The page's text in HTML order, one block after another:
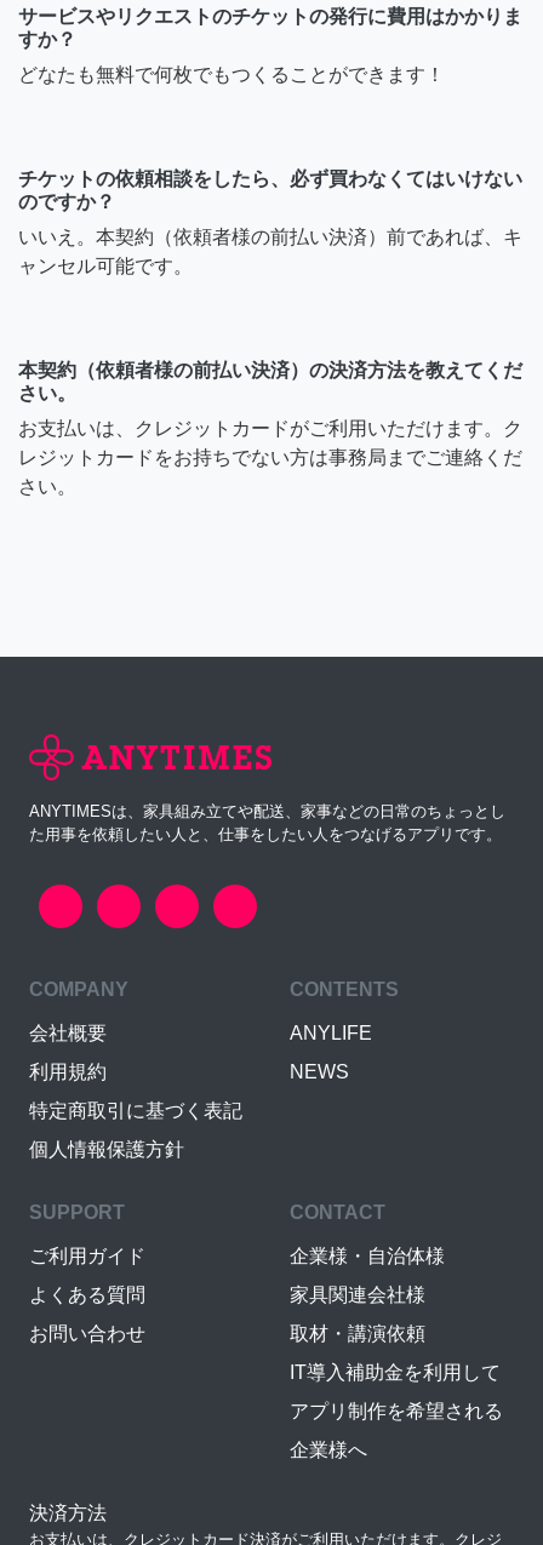
サービスやリクエストのチケットの発行に費用はかかりま
すか？
どなたも無料で何枚でもつくることができます！
チケットの依頼相談をしたら、必ず買わなくてはいけない
のですか？
いいえ。本契約（依頼者様の前払い決済）前であれば、キ
ャンセル可能です。
本契約（依頼者様の前払い決済）の決済方法を教えてくだ
さい。
お支払いは、クレジットカードがご利用いただけます。ク
レジットカードをお持ちでない方は事務局までご連絡くだ
さい。
ANYTIMESは、家具組み立てや配送、家事などの日常のちょっとし
た用事を依頼したい人と、仕事をしたい人をつなげるアプリです。
COMPANY
会社概要
利用規約
特定商取引に基づく表記
個人情報保護方針
CONTENTS
ANYLIFE
NEWS
SUPPORT
ご利用ガイド
よくある質問
お問い合わせ
CONTACT
企業様・自治体様
家具関連会社様
取材・講演依頼
IT導入補助金を利用して
アプリ制作を希望される
企業様へ
決済方法
お支払いは、クレジットカード決済がご利用いただけます。クレジ